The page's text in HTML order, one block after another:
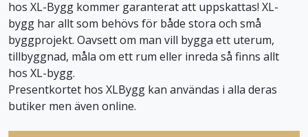
hos XL-Bygg kommer garanterat att uppskattas! XL-
bygg har allt som behövs för både stora och små
byggprojekt. Oavsett om man vill bygga ett uterum,
tillbyggnad, måla om ett rum eller inreda så finns allt
hos XL-bygg.
Presentkortet hos XLBygg kan användas i alla deras
butiker men även online.